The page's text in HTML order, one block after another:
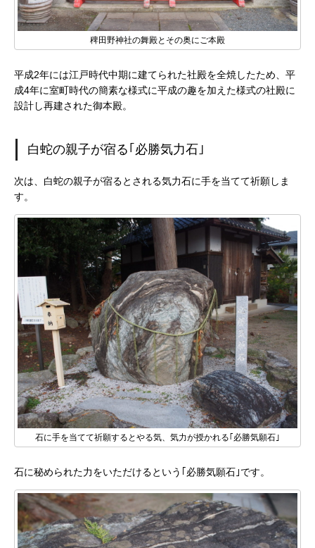
稗田野神社の舞殿とその奥にご本殿
平成2年には江戸時代中期に建てられた社殿を全焼したため、平
成4年に室町時代の簡素な様式に平成の趣を加えた様式の社殿に
設計し再建された御本殿。
白蛇の親子が宿る｢必勝気力石｣
次は、白蛇の親子が宿るとされる気力石に手を当てて祈願しま
す。
石に手を当てて祈願するとやる気、気力が授かれる｢必勝気願石｣
石に秘められた力をいただけるという｢必勝気願石｣です。